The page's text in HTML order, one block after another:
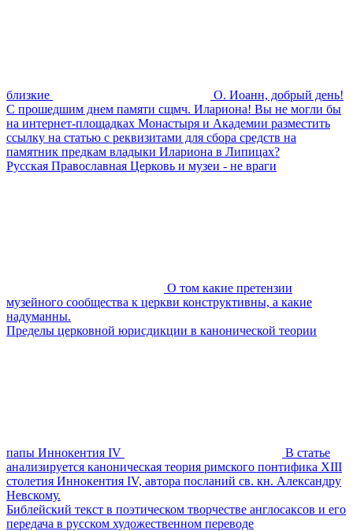
близкие
О. Иоанн, добрый день!
С прошедшим днем памяти сщмч. Илариона! Вы не могли бы
на интернет-площадках Монастыря и Академии разместить
ссылку на статью с реквизитами для сбора средств на
памятник предкам владыки Илариона в Липицах?
Русская Православная Церковь и музеи - не враги
О том какие претензии
музейного сообщества к церкви конструктивны, а какие
надуманны.
Пределы церковной юрисдикции в канонической теории
папы Иннокентия IV
В статье
анализируется каноническая теория римского понтифика XIII
столетия Иннокентия IV, автора посланий св. кн. Александру
Невскому.
Библейский текст в поэтическом творчестве англосаксов и его
передача в русском художественном переводе